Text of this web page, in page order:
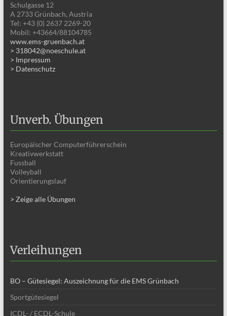
Schulgasse 12
A 2733 Grünbach, Austria
Tel: +43 (0) 2637 2269-20
Mobil: +43664/88104785
www.ems-gruenbach.at
> 318042@noeschule.at
> Impressum
> Datenschutz
Unverb. Übungen
Europäischer Computerführerschein
Kreativwerkstatt
Fussball
Volleyball
Orientierungslauf
> Zeige alle Übungen
Verleihungen
BO – Gütesiegel: Auszeichnung für die EMS Grünbach
Sportgütesiegel
ICDL- / ECDL-Schule